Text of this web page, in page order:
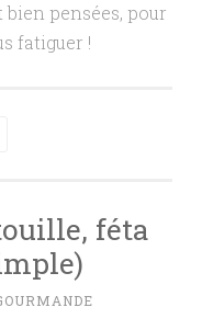
pensées, pour
fatiguer !
féta